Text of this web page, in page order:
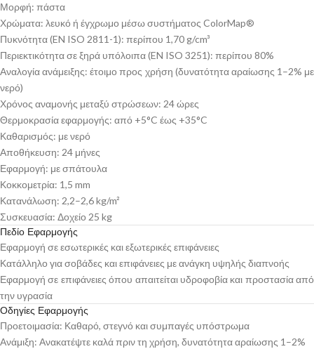
Μορφή: πάστα
Χρώματα: λευκό ή έγχρωμο μέσω συστήματος ColorMap®
Πυκνότητα (EN ISO 2811-1): περίπου 1,70 g/cm³
Περιεκτικότητα σε ξηρά υπόλοιπα (EN ISO 3251): περίπου 80%
Αναλογία ανάμειξης: έτοιμο προς χρήση (δυνατότητα αραίωσης 1–2% με
νερό)
Χρόνος αναμονής μεταξύ στρώσεων: 24 ώρες
Θερμοκρασία εφαρμογής: από +5°C έως +35°C
Καθαρισμός: με νερό
Αποθήκευση: 24 μήνες
Εφαρμογή: με σπάτουλα
Κοκκομετρία: 1,5 mm
Κατανάλωση: 2,2–2,6 kg/m²
Συσκευασία: Δοχείο 25 kg
Πεδίο Εφαρμογής
Εφαρμογή σε εσωτερικές και εξωτερικές επιφάνειες
Κατάλληλο για σοβάδες και επιφάνειες με ανάγκη υψηλής διαπνοής
Εφαρμογή σε επιφάνειες όπου απαιτείται υδροφοβία και προστασία από
την υγρασία
Οδηγίες Εφαρμογής
Προετοιμασία: Καθαρό, στεγνό και συμπαγές υπόστρωμα
Ανάμιξη: Ανακατέψτε καλά πριν τη χρήση, δυνατότητα αραίωσης 1–2%